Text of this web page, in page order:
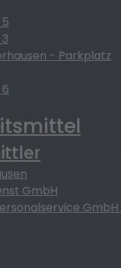
- Parkplatz
GmbH
GmbH